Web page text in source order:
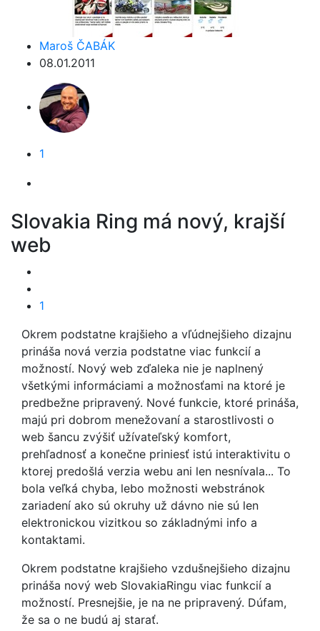
Maroš ČABÁK
08.01.2011
1
Slovakia Ring má nový, krajší
web
1
Okrem podstatne krajšieho a vľúdnejšieho dizajnu
prináša nová verzia podstatne viac funkcií a
možností. Nový web zďaleka nie je naplnený
všetkými informáciami a možnosťami na ktoré je
predbežne pripravený. Nové funkcie, ktoré prináša,
majú pri dobrom menežovaní a starostlivosti o
web šancu zvýšiť užívateľský komfort,
prehľadnosť a konečne priniesť istú interaktivitu o
ktorej predošlá verzia webu ani len nesnívala... To
bola veľká chyba, lebo možnosti webstránok
zariadení ako sú okruhy už dávno nie sú len
elektronickou vizitkou so základnými info a
kontaktami.
Okrem podstatne krajšieho vzdušnejšieho dizajnu
prináša nový web SlovakiaRingu viac funkcií a
možností. Presnejšie, je na ne pripravený. Dúfam,
že sa o ne budú aj starať.